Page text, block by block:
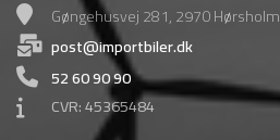
Gøngehusvej 281, 2970 Hørsholm
post@importbiler.dk
52 60 90 90
CVR: 45365484